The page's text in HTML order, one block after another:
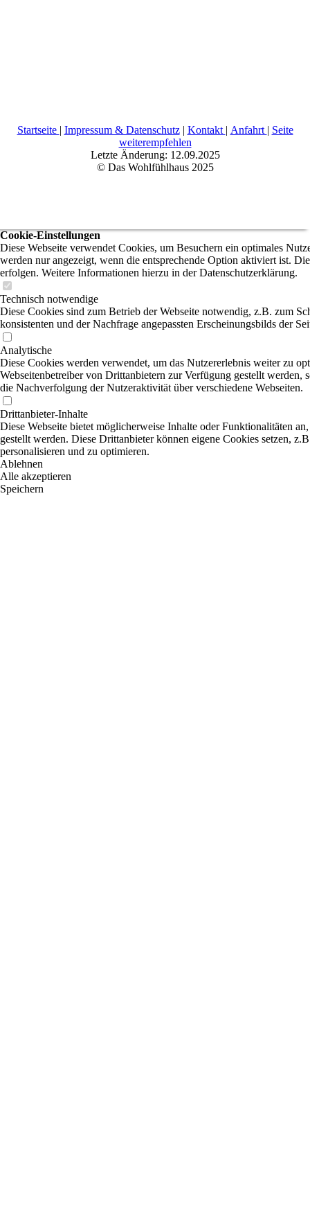
Startseite | Impressum & Datenschutz| Kontakt | Anfahrt | Seite
weiterempfehlen
Letzte Änderung: 12.09.2025
© Das Wohlfühlhaus 2025
Cookie-Einstellungen
Diese Webseite verwendet Cookies, um Besuchern ein optimales
werden nur angezeigt, wenn die entsprechende Option aktiviert ist.
erfolgen. Weitere Informationen hierzu in der Datenschutzerklärung.
Technisch notwendige
Diese Cookies sind zum Betrieb der Webseite notwendig, z.B. zum
konsistenten und der Nachfrage angepassten Erscheinungsbilds der
Analytische
Diese Cookies werden verwendet, um das Nutzererlebnis weiter zu
Webseitenbetreiber von Drittanbietern zur Verfügung gestellt
die Nachverfolgung der Nutzeraktivität über verschiedene Webseiten.
Drittanbieter-Inhalte
Diese Webseite bietet möglicherweise Inhalte oder Funktionalitäten
gestellt werden. Diese Drittanbieter können eigene Cookies setzen,
personalisieren und zu optimieren.
Ablehnen
Alle akzeptieren
Speichern